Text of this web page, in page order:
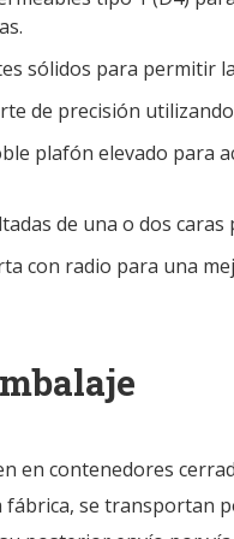
sólidos para permitir
de precisión
plafón elevado para
de una o dos caras
con radio para una
en contenedores
fábrica, se transportan